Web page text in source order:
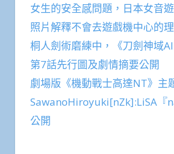
女生的安全感問題，日本女音
照片解釋不會去遊戲機中心的理
桐人劍術磨練中，《刀劍神域
第7話先行圖及劇情摘要公開
劇場版《機動戰士高達NT》主
SawanoHiroyuki[nZk]:LiSA『
公開